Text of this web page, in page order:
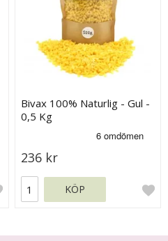
Bivax 100% Naturlig - Gul -
0,5 Kg
236 kr
KÖP